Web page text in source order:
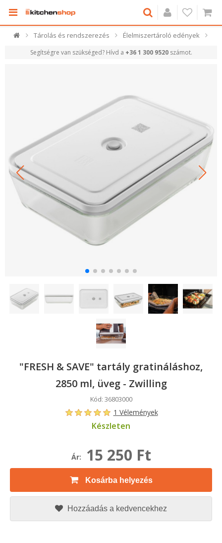
Tárolás és rendszerezés Élelmiszertároló edények
Segítségre van szükséged? Hívd a +36 1 300 9520számot.
"FRESH & SAVE" tartály gratináláshoz,
2850 ml, üveg - Zwilling
Kód: 36803000
1 Vélemények
Készleten
Ár: 15 250 Ft
Kosárba helyezés
Hozzáadás a kedvencekhez